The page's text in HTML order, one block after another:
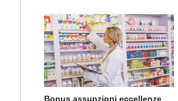
Bonus assunzioni eccellenze